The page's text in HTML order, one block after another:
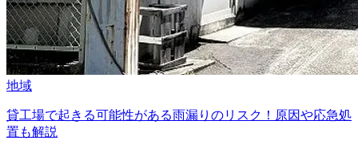
地域
貸工場で起きる可能性がある雨漏りのリスク！原因や応急処
置も解説